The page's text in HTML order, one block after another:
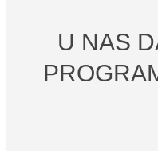
U NAS